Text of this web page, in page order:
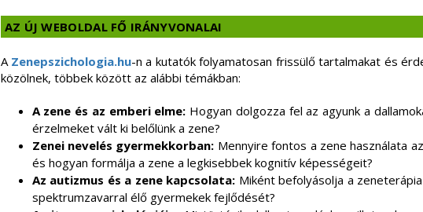
AZ ÚJ WEBOLDAL FŐ IRÁNYVONALAI
A Zenepszichologia.hu-n a kutatók folyamatosan frissülő tartalmakat és
közölnek, többek között az alábbi témákban:
A zene és az emberi elme: Hogyan dolgozza fel az agyunk a
érzelmeket vált ki belőlünk a zene?
Zenei nevelés gyermekkorban: Mennyire fontos a zene használata
és hogyan formálja a zene a legkisebbek kognitív képességeit?
Az autizmus és a zene kapcsolata: Miként befolyásolja a
spektrumzavarral élő gyermekek fejlődését?